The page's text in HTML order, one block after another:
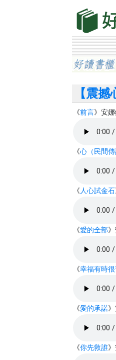
【震
《前言》安
《心（民間傳
《 人心試金石
《愛的全部
《幸福有時很
《愛的承諾
《你先救誰